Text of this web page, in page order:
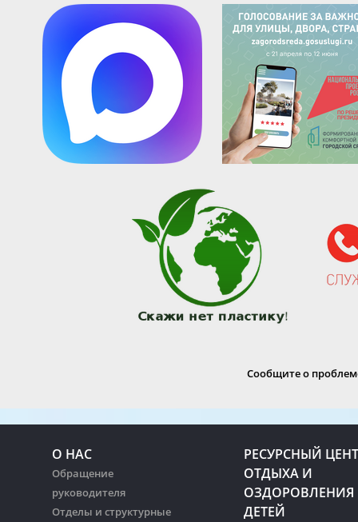
Сообщите о
О НАС
Обращение
руководителя
Отделы и структурные
РЕСУРСНЫЙ
ОТДЫХА И
ОЗДОРОВЛЕНИЯ
ДЕТЕЙ